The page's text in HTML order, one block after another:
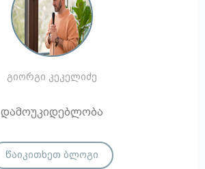
გიორგი კეკელიძე
დამოუკიდებლობა
წაიკითხეთ ბლოგი